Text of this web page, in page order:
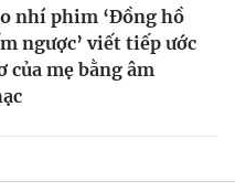
nhí phim ‘Đồng hồ
ngược’ viết tiếp ước
của mẹ bằng âm